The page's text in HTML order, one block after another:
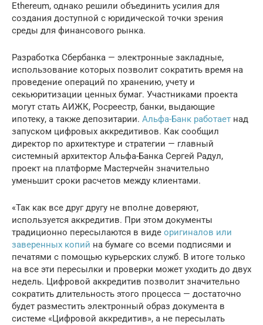
Ethereum, однако решили объединить усилия для
создания доступной с юридической точки зрения
среды для финансового рынка.
Разработка Сбербанка — электронные закладные,
использование которых позволит сократить время на
проведение операций по хранению, учету и
секьюритизации ценных бумаг. Участниками проекта
могут стать АИЖК, Росреестр, банки, выдающие
ипотеку, а также депозитарии. Альфа-Банк работает над
запуском цифровых аккредитивов. Как сообщил
директор по архитектуре и стратегии — главный
системный архитектор Альфа-Банка Сергей Радул,
проект на платформе Мастерчейн значительно
уменьшит сроки расчетов между клиентами.
«Так как все друг другу не вполне доверяют,
используется аккредитив. При этом документы
традиционно пересылаются в виде оригиналов или
заверенных копий на бумаге со всеми подписями и
печатями с помощью курьерских служб. В итоге только
на все эти пересылки и проверки может уходить до двух
недель. Цифровой аккредитив позволит значительно
сократить длительность этого процесса — достаточно
будет разместить электронный образ документа в
системе «Цифровой аккредитив», а не пересылать